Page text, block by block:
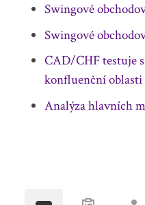
Swingové
Swingové
CAD/CHF testuje
konfluenční oblasti
Analýza hlavních